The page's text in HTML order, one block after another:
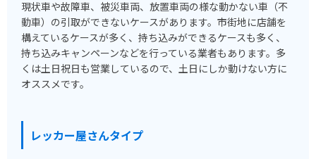
現状車や故障車、被災車両、放置車両の様な動かない車（不
動車）の引取ができないケースがあります。市街地に店舗を
構えているケースが多く、持ち込みができるケースも多く、
持ち込みキャンペーンなどを行っている業者もあります。多
くは土日祝日も営業しているので、土日にしか動けない方に
オススメです。
レッカー屋さんタイプ